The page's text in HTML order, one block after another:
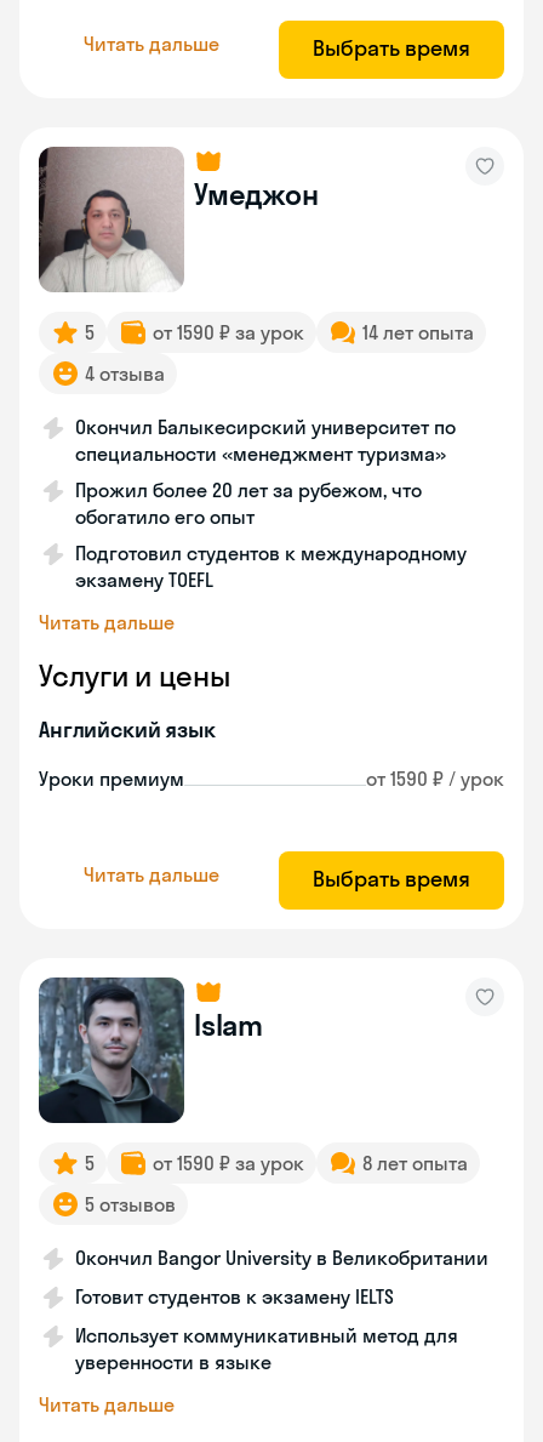
Читать дальше Выбрать время
Умеджон
5 от 1590 ₽ за урок
14 лет опыта
4 отзыва
Окончил Балыкесирский университет по
специальности «менеджмент туризма»
Прожил более 20 лет за рубежом, что
обогатило его опыт
Подготовил студентов к международному
экзамену TOEFL
Читать дальше
Услуги и цены
Английский язык
Уроки премиум от 1590 ₽ / урок
Читать дальше Выбрать время
Islam
5 от 1590 ₽ за урок
8 лет опыта
5 отзывов
Окончил Bangor University в Великобритании
Готовит студентов к экзамену IELTS
Использует коммуникативный метод для
уверенности в языке
Читать дальше